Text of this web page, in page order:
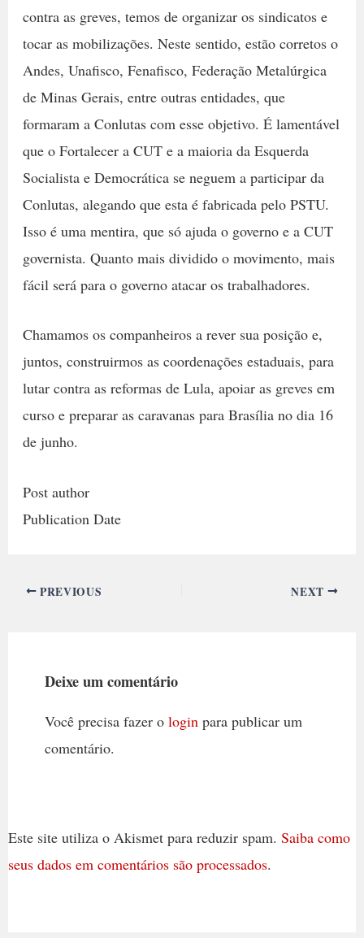
contra as greves, temos de organizar os sindicatos e
tocar as mobilizações. Neste sentido, estão corretos o
Andes, Unafisco, Fenafisco, Federação Metalúrgica
de Minas Gerais, entre outras entidades, que
formaram a Conlutas com esse objetivo. É lamentável
que o Fortalecer a CUT e a maioria da Esquerda
Socialista e Democrática se neguem a participar da
Conlutas, alegando que esta é fabricada pelo PSTU.
Isso é uma mentira, que só ajuda o governo e a CUT
governista. Quanto mais dividido o movimento, mais
fácil será para o governo atacar os trabalhadores.
Chamamos os companheiros a rever sua posição e,
juntos, construirmos as coordenações estaduais, para
lutar contra as reformas de Lula, apoiar as greves em
curso e preparar as caravanas para Brasília no dia 16
de junho.
Post author
Publication Date
PREVIOUS NEXT
Deixe um comentário
Você precisa fazer o loginpara publicar um
comentário.
Este site utiliza o Akismet para reduzir spam. Saiba como
seus dados em comentários são processados.